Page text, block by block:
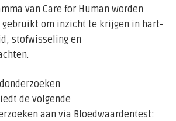
ontvangt per mail.
binnen enkele dagen
direct medische opvolging nodig is
door het medische team van
gebruikt de uitslagen om gericht
een gepersonaliseerd
te stellen.
van Care for Human worden
om inzicht te krijgen in hart-
stofwisseling en
de volgende
aan via Bloedwaardentest: